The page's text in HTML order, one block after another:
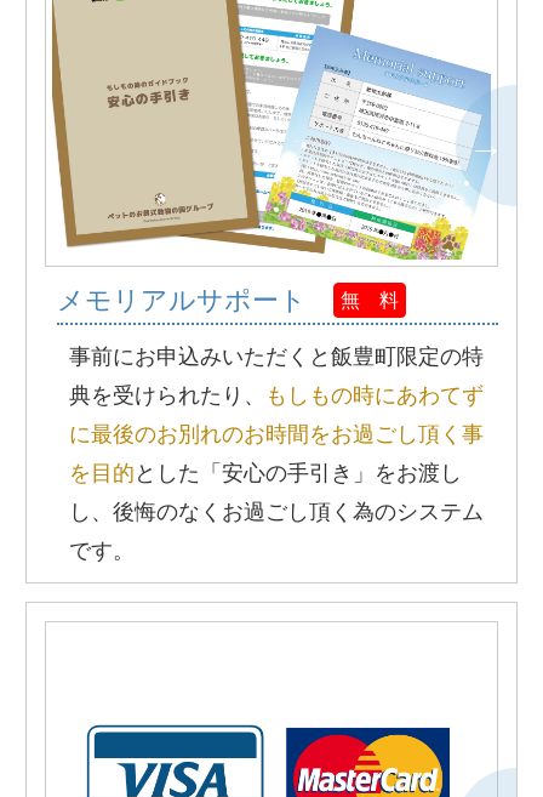
メモリアルサポート 無 料
事前にお申込みいただくと飯豊町限定の特
典を受けられたり、
もしもの時にあわてず
に最後のお別れのお時間をお過ごし頂く事
を目的 とした「安心の手引き」をお渡し
し、後悔のなくお過ごし頂く為のシステム
です。